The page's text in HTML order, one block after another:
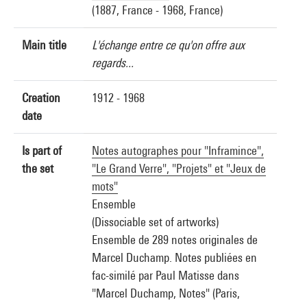
(1887, France - 1968, France)
Main title
L'échange entre ce qu'on offre aux
regards...
Creation
date
1912 - 1968
Is part of
the set
Notes autographes pour "Inframince",
"Le Grand Verre", "Projets" et "Jeux de
mots"
Ensemble
(Dissociable set of artworks)
Ensemble de 289 notes originales de
Marcel Duchamp. Notes publiées en
fac-similé par Paul Matisse dans
"Marcel Duchamp, Notes" (Paris,